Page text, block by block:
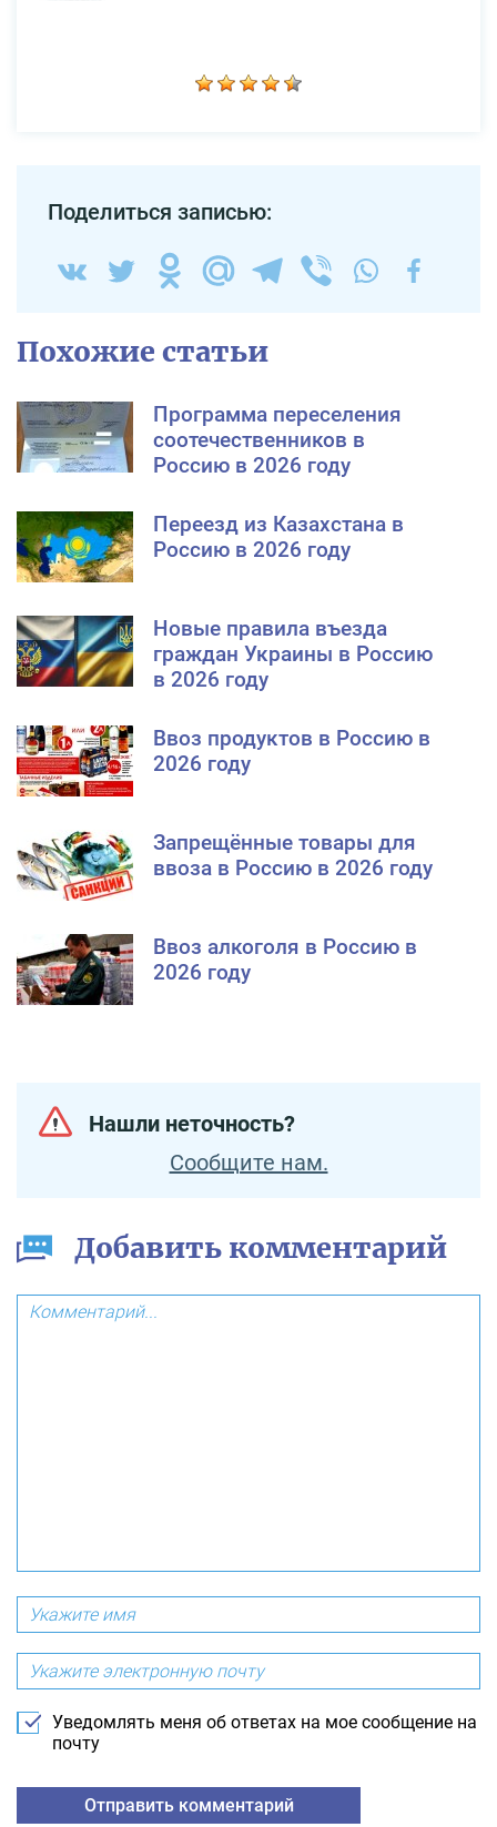
Поделиться записью:
Похожие статьи
Программа переселения
соотечественников в
Россию в 2026 году
Переезд из Казахстана в
Россию в 2026 году
Новые правила въезда
граждан Украины в Россию
в 2026 году
Ввоз продуктов в Россию в
2026 году
Запрещённые товары для
ввоза в Россию в 2026 году
Ввоз алкоголя в Россию в
2026 году
Нашли неточность?
Сообщите нам.
Добавить комментарий
Уведомлять меня об ответах на мое сообщение на
почту